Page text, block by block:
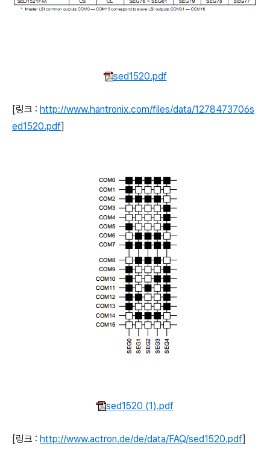
sed1520.pdf
[링크 : http://www.hantronix.com/files/data/1278473706s
ed1520.pdf]
sed1520 (1).pdf
[링크 : http://www.actron.de/de/data/FAQ/sed1520.pdf]